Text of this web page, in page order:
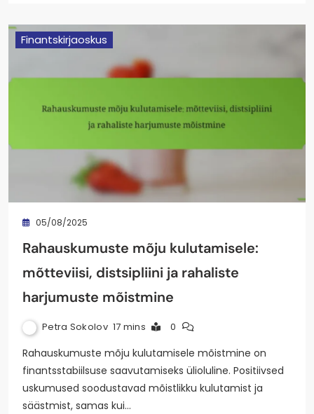
Finantskirjaoskus
05/08/2025
Rahauskumuste mõju kulutamisele:
mõtteviisi, distsipliini ja rahaliste
harjumuste mõistmine
Petra Sokolov 17 mins 0
Rahauskumuste mõju kulutamisele mõistmine on
finantsstabiilsuse saavutamiseks ülioluline. Positiivsed
uskumused soodustavad mõistlikku kulutamist ja
säästmist, samas kui…